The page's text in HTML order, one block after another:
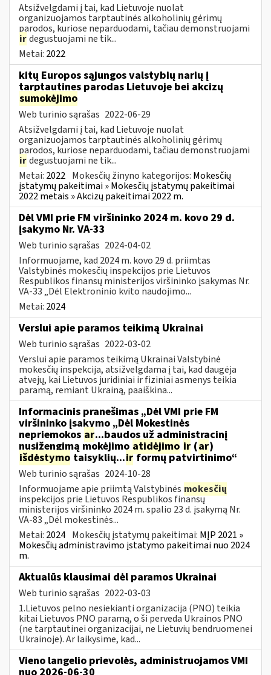
Atsižvelgdami į tai, kad Lietuvoje nuolat
organizuojamos tarptautinės alkoholinių gėrimų
parodos, kuriose neparduodami, tačiau demonstruojami
irdegustuojami ne tik...
Metai: 2022
kitų Europos sąjungos valstybių narių į
tarptautines parodas Lietuvoje bei akcizų
sumokėjimo
Web turinio sąrašas 2022-06-29
Atsižvelgdami į tai, kad Lietuvoje nuolat
organizuojamos tarptautinės alkoholinių gėrimų
parodos, kuriose neparduodami, tačiau demonstruojami
irdegustuojami ne tik...
Metai: 2022 Mokesčių žinyno kategorijos: Mokesčių
įstatymų pakeitimai » Mokesčių įstatymų pakeitimai
2022 metais » Akcizų pakeitimai 2022 m.
Dėl VMI prie FM viršininko 2024 m. kovo 29 d.
įsakymo Nr. VA-33
Web turinio sąrašas 2024-04-02
Informuojame, kad 2024 m. kovo 29 d. priimtas
Valstybinės mokesčių inspekcijos prie Lietuvos
Respublikos finansų ministerijos viršininko įsakymas Nr.
VA-33 „Dėl Elektroninio kvito naudojimo...
Metai: 2024
Verslui apie paramos teikimą Ukrainai
Web turinio sąrašas 2022-03-02
Verslui apie paramos teikimą Ukrainai Valstybinė
mokesčių inspekcija, atsižvelgdama į tai, kad daugėja
atvejų, kai Lietuvos juridiniai ir fiziniai asmenys teikia
paramą, remiant Ukrainą, paaiškina...
Informacinis pranešimas „Dėl VMI prie FM
viršininko įsakymo „Dėl Mokestinės
nepriemokos ar...baudos už administracinį
nusižengimą mokėjimo atidėjimo ir (ar)
išdėstymo taisyklių...irformų patvirtinimo“
Web turinio sąrašas 2024-10-28
Informuojame apie priimtą Valstybinės mokesčių
inspekcijos prie Lietuvos Respublikos finansų
ministerijos viršininko 2024 m. spalio 23 d. įsakymą Nr.
VA-83 „Dėl mokestinės...
Metai: 2024 Mokesčių įstatymų pakeitimai: MĮP 2021 »
Mokesčių administravimo įstatymo pakeitimai nuo 2024
m.
Aktualūs klausimai dėl paramos Ukrainai
Web turinio sąrašas 2022-03-03
1.Lietuvos pelno nesiekianti organizacija (PNO) teikia
kitai Lietuvos PNO paramą, o ši perveda Ukrainos PNO
(ne tarptautinei organizacijai, ne Lietuvių bendruomenei
Ukrainoje). Ar laikysime, kad...
Vieno langelio prievolės, administruojamos VMI
nuo 2026-06-30